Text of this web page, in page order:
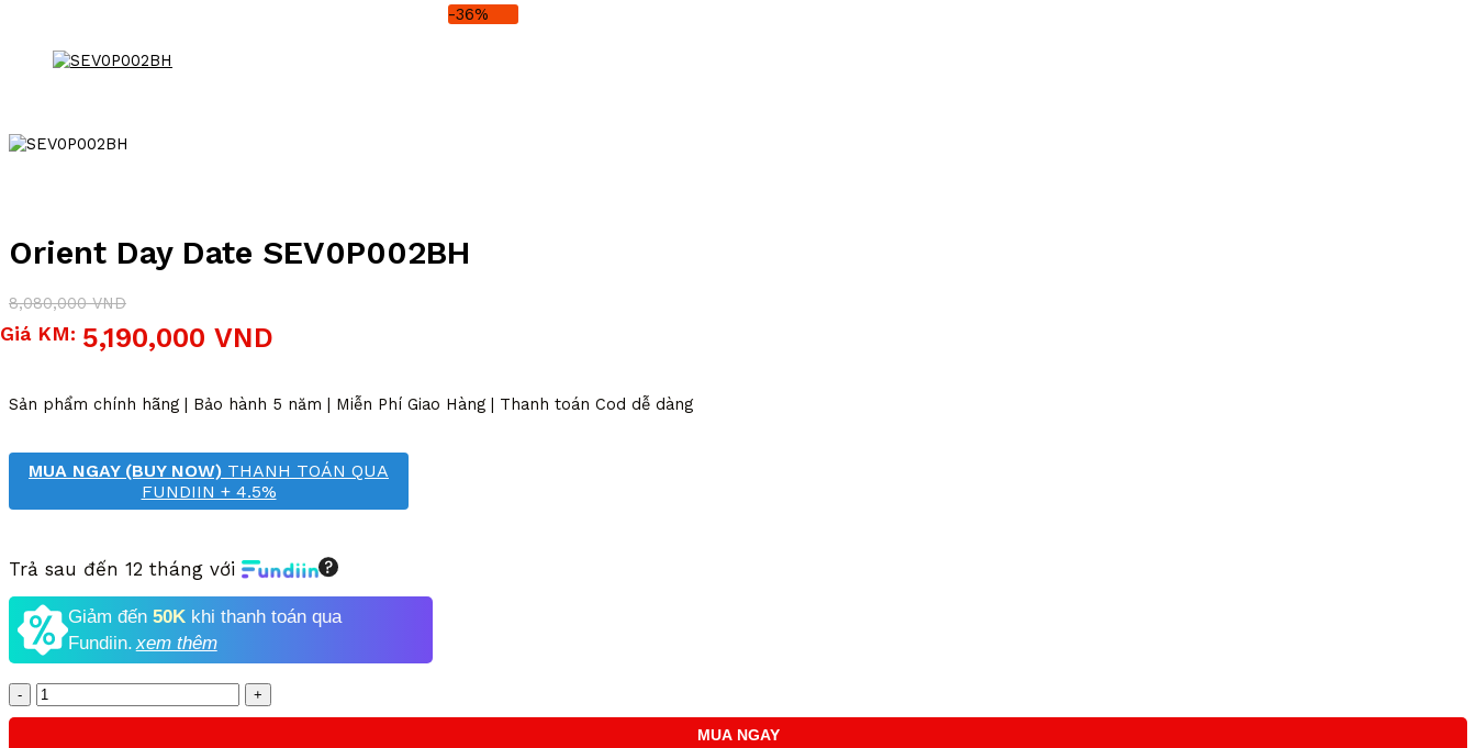
-36%
Orient Day Date SEV0P002BH
8,080,000VND
Giá
5,190,000 VND
Giá
5,190,000 VND.
Giá KM:
Sản phẩm chính hãng | Bảo hành 5 năm | Miễn Phí Giao Hàng | Thanh toán Cod dễ dàng
MUA NGAY (BUY NOW) THANH TOÁN QUA
FUNDIIN + 4.5%
Trả sau đến 12 tháng với
Giảm đến 50K khi thanh toán qua
Fundiin. xem thêm
Số
lượng
MUA NGAY